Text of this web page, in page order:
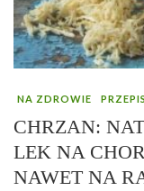
NA ZDROWIE
CHRZAN:
LEK NA
NAWET NA